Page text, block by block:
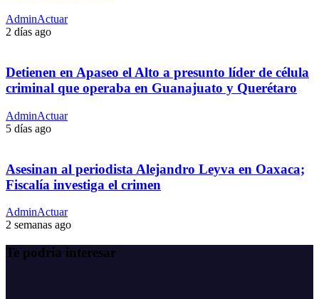
AdminActuar
2 días ago
Detienen en Apaseo el Alto a presunto líder de célula
criminal que operaba en Guanajuato y Querétaro
AdminActuar
5 días ago
Asesinan al periodista Alejandro Leyva en Oaxaca;
Fiscalía investiga el crimen
AdminActuar
2 semanas ago
Te podría interesar